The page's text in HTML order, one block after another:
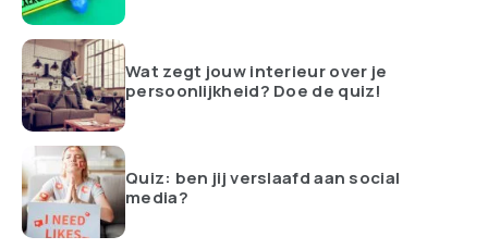
Wat zegt jouw interieur over je
persoonlijkheid? Doe de quiz!
Quiz: ben jij verslaafd aan social
media?